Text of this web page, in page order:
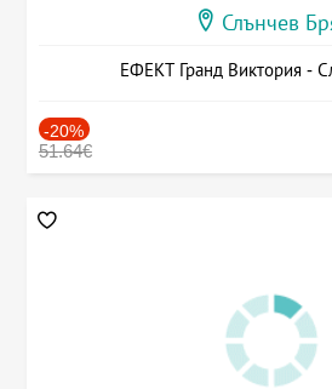
Слънчев
ЕФЕКТ Гранд Виктория -
-20%
51.64€